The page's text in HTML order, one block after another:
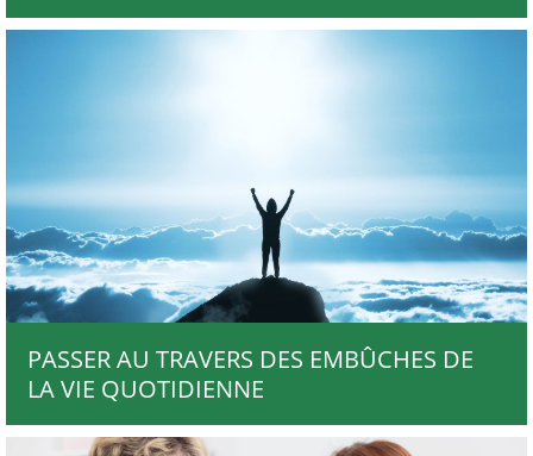
PASSER AU TRAVERS DES EMBÛCHES DE
LA VIE QUOTIDIENNE